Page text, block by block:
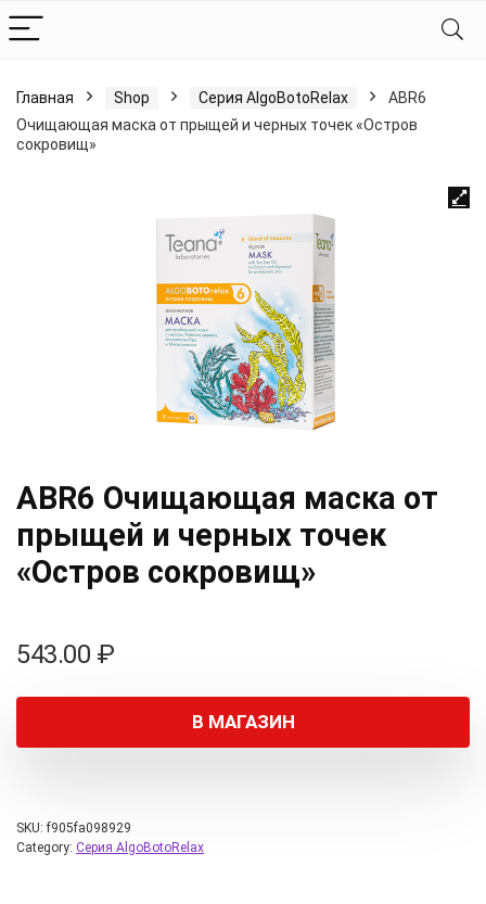
Главная Shop Серия AlgoBotoRelax
ABR6
Очищающая маска от прыщей и черных точек «Остров
сокровищ»
ABR6 Очищающая маска от
прыщей и черных точек
«Остров сокровищ»
543.00 ₽
В МАГАЗИН
SKU:f905fa098929
Category: Серия AlgoBotoRelax